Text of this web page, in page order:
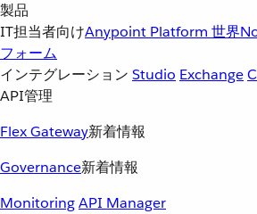
製品
IT担当者向けAnypoint Platform 世界
フォーム
インテグレーション Studio Exchange
API管理
Flex Gateway新着情報
Governance新着情報
MonitoringAPI Manager